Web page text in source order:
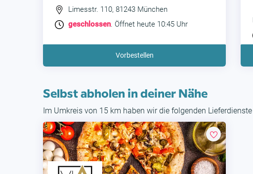
Limesstr. 110, 81243 München
geschlossen. Öffnet heute 10:45 Uhr
Vorbestellen
Selbst abholen in deiner Nähe
Im Umkreis von 15 km haben wir die folgenden